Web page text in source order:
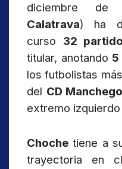
diciembre de
Calatrava) ha
curso 32
titular, anotando 5
los futbolistas
del CD Manchego
extremo
Choche tiene a
trayectoria en